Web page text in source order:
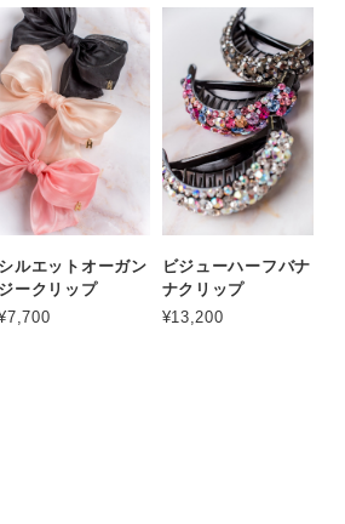
シルエットオーガン
ジークリップ
ビジューハーフバナ
ナクリップ
¥13,200